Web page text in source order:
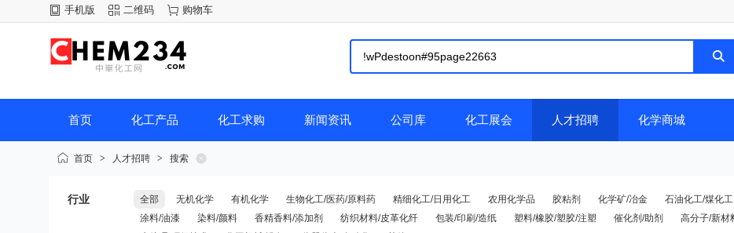
手机版 二维码 购物车
首页 化工产品 化工求购 新闻资讯 公司库 化工展会 人才招聘 化学商城
首页 > 人才招聘 > 搜索
行业 全部 无机化学 有机化学 生物化工/医药/原料药 精细化工/日用化工 农用化学品 胶粘剂 化学矿/冶金
石油化工/煤化工
涂料/油漆
染料/颜料 香精香料/添加剂 纺织材料/皮革化纤 包装/印刷/造纸 塑料/橡胶/塑胶/注塑 催化剂/助剂
高分子/新材